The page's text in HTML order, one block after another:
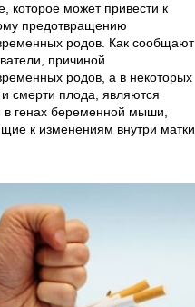
которое может привести к
предотвращению
родов. Как сообщают
причиной
родов, а в некоторых
и смерти плода, являются
в генах беременной мыши,
к изменениям внутри матки.